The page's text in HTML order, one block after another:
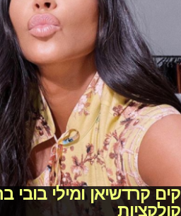
קים קרדשיאן ומילי
קולקציות